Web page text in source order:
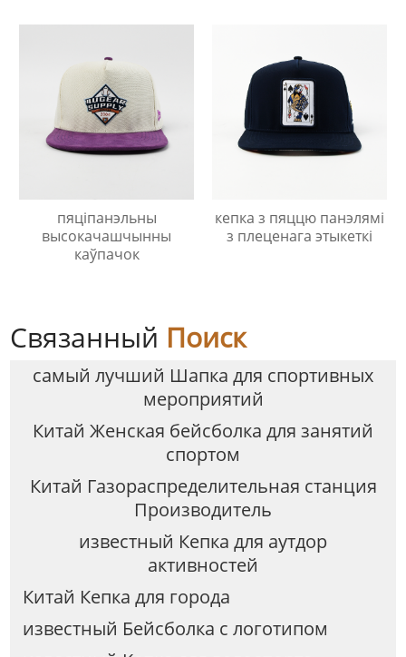
пяціпанэльны
высокачашчынны
каўпачок
кепка з пяццю панэлямі
з плеценага этыкеткі
Связанный Поиск
самый лучший Шапка для спортивных
мероприятий
Китай Женская бейсболка для занятий
спортом
Китай Газораспределительная станция
Производитель
известный Кепка для аутдор
активностей
Китай Кепка для города
известный Бейсболка с логотипом